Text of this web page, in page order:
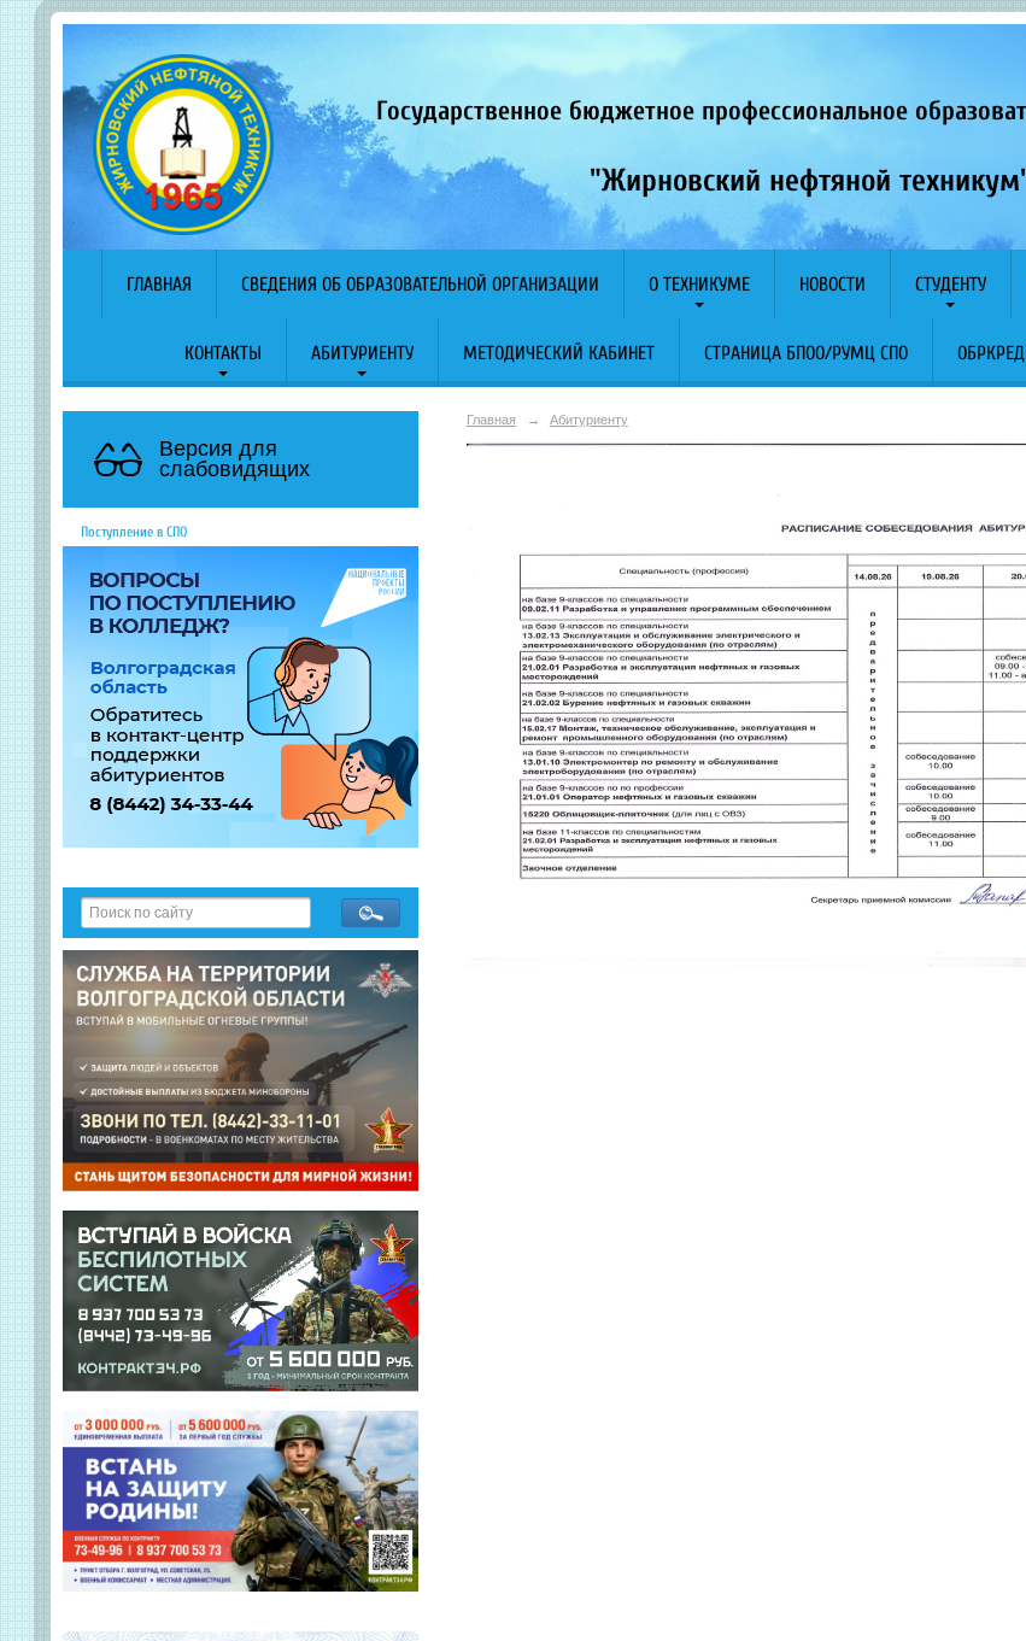
Государственное бюджетное профессиональное
"Жирновский нефтяной
ГЛАВНАЯ СВЕДЕНИЯ ОБ ОБРАЗОВАТЕЛЬНОЙ ОРГАНИЗАЦИИ О ТЕХНИКУМЕ НОВОСТИ СТУДЕНТУ
КОНТАКТЫ АБИТУРИЕНТУ МЕТОДИЧЕСКИЙ КАБИНЕТ СТРАНИЦА БПОО/РУМЦ СПО
Версия для
слабовидящих
Поступление в СПО
Главная → Абитуриенту